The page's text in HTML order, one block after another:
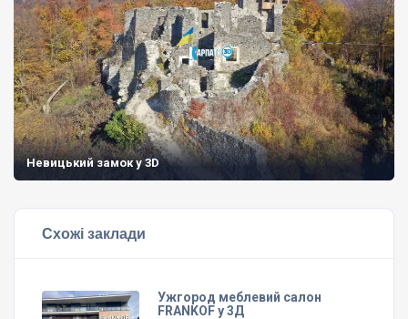
Невицький замок у 3D
Схожі заклади
Ужгород меблевий салон
FRANKOF у 3Д